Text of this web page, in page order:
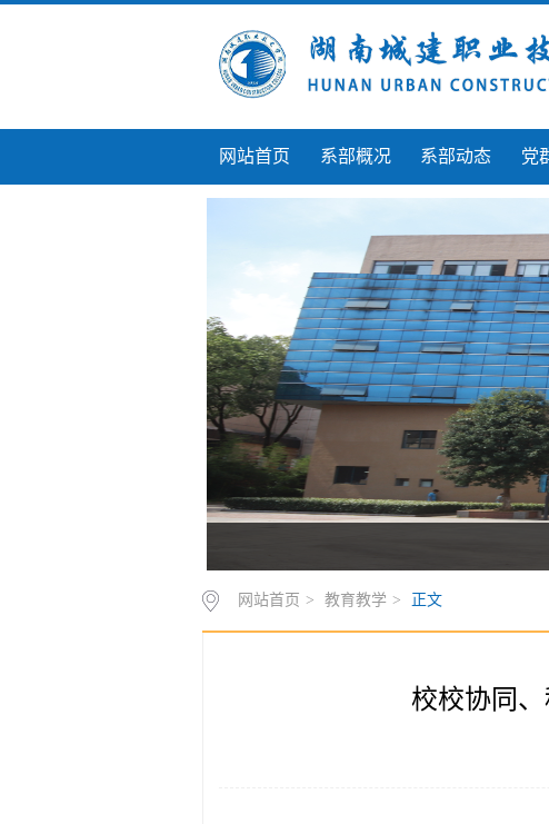
网站首页 系部概况 系部动态 党
网站首页 > 教育教学 > 正文
校校协同